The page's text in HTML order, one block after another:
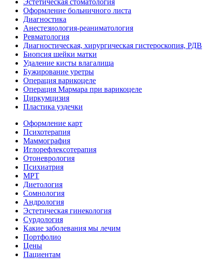
Оформление больничного листа
Диагностика
Анестезиология-реаниматология
Ревматология
Диагностическая, хирургическая гистероскопия, РДВ
Биопсия шейки матки
Удаление кисты влагалища
Бужирование уретры
Операция варикоцеле
Операция Мармара при варикоцеле
Циркумцизия
Пластика уздечки
Оформление карт
Психотерапия
Маммография
Иглорефлексотерапия
Отоневрология
Психиатрия
МРТ
Диетология
Сомнология
Андрология
Эстетическая гинекология
Сурдология
Какие заболевания мы лечим
Портфолио
Цены
Пациентам